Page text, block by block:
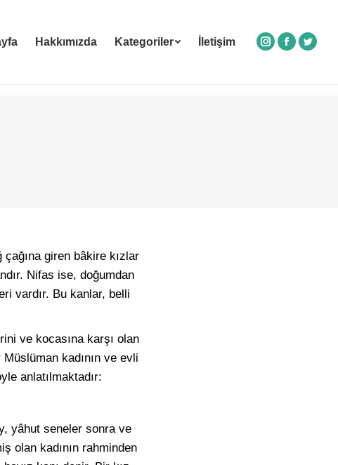
Hakkımızda Kategoriler İletişim
Instagram
Facebook
giren bâkire kızlar
Nifas ise, doğumdan
vardır. Bu kanlar, belli
ve kocasına karşı olan
kadının ve evli
anlatılmaktadır:
yâhut seneler sonra ve
olan kadının rahminden